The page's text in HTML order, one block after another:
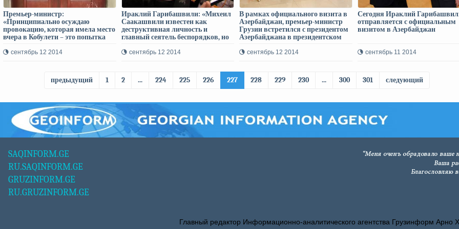
Премьер-министр:
«Принципиально осуждаю
провокацию, которая имела место
вчера в Кобулети – это попытка
непримиримость и
сентябрь 12 2014
Ираклий Гарибашвили: «Михеил
Саакашвили известен как
деструктивная личность и
главный сеятель беспорядков, но
государство будет беспощадным в
деструктивные действия!»
сентябрь 12 2014
В рамках официального визита в
Азербайджан, премьер-министр
Грузии встретился с президентом
Азербайджана в президентском
сентябрь 12 2014
Сегодня Ираклий
отправляется с официальным
визитом в Азербайджан
сентябрь 11 2014
предыдущий 1 2 ... 224 225 226 227 228 229 230 ... 300 301 следующий
SAQINFORM.GE
RU.SAQINFORM.GE
GRUZINFORM.GE
RU.GRUZINFORM.GE
Главный редактор Информационно-аналитического агентства Грузинформ Арно